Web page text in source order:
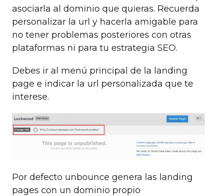
asociarla al dominio que quieras. Recuerda
personalizar la url y hacerla amigable para
no tener problemas posteriores con otras
plataformas ni para tu estrategia SEO.
Debes ir al menú principal de la landing
page e indicar la url personalizada que te
interese.
Por defecto unbounce genera las landing
pages con un dominio propio